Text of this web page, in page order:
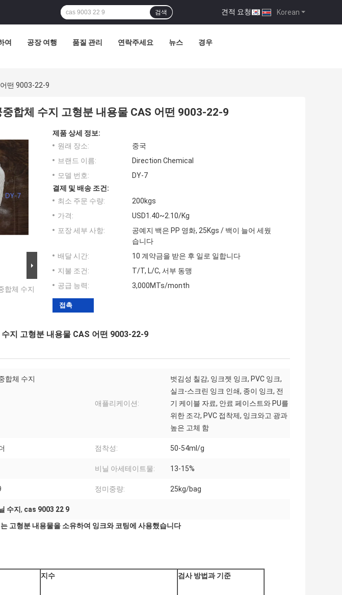
Korean
견적 요청 |
검색
여 공장 여행 품질 관리 연락주세요 뉴스 경우
떤 9003-22-9
합체 수지 고형분 내용물 CAS 어떤 9003-22-9
합체 수지
제품 상세 정보:
원래 장소:
중국
브랜드 이름:
Direction Chemical
모델 번호:
DY-7
결제 및 배송 조건:
최소 주문 수량:
200kgs
가격:
USD1.40~2.10/Kg
포장 세부 사항:
공예지 백은 PP 영화, 25Kgs / 백이 늘어 세웠
습니다
배달 시간:
10 계약금을 받은 후 일로 일합니다
지불 조건:
T/T, L/C, 서부 동맹
공급 능력:
3,000MTs/month
접촉
지 고형분 내용물 CAS 어떤 9003-22-9
합체 수지
애플리케이션:
벗김성 칠감, 잉크젯 잉크, PVC 잉크,
실크-스크린 잉크 인쇄, 종이 잉크, 전
기 케이블 자료, 안료 페이스트와 PU를
위한 조각, PVC 접착제, 잉크와고 광과
높은 고체 함
점착성: 50-54ml/g
비닐 아세테이트물: 13-15%
정미중량: 25kg/bag
수지 , cas 9003 22 9
고형분 내용물을 소유하여 잉크와 코팅에 사용했습니다
지수 검사 방법과 기준